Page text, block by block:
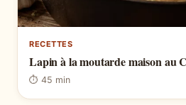
RECETTES
Lapin à la moutarde maison au
⏱ 45 min